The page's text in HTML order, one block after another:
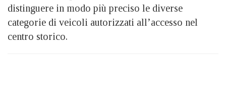
distinguere in modo più preciso le diverse
categorie di veicoli autorizzati all’accesso nel
centro storico.